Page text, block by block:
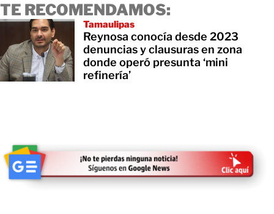
TE RECOMENDAMOS:
Tamaulipas
Reynosa conocía desde 2023
denuncias y clausuras en zona
donde operó presunta ‘mini
refinería’